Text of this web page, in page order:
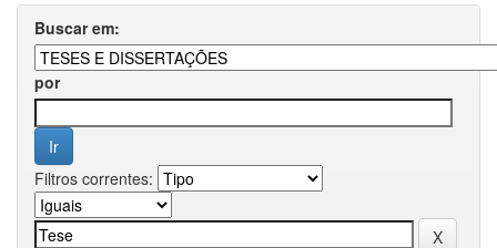
Buscar em:
por
Filtros correntes: